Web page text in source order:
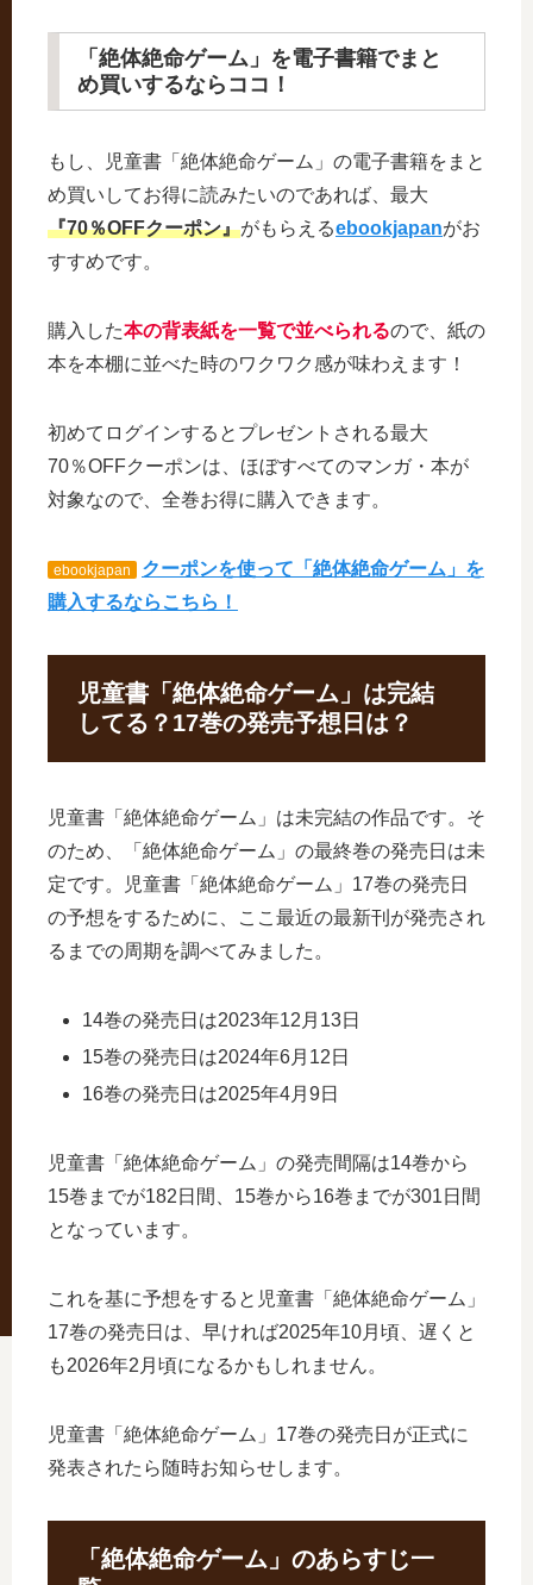
「絶体絶命ゲーム」を電子書籍でまと
め買いするならココ！
もし、児童書「絶体絶命ゲーム」の電子書籍をまと
め買いしてお得に読みたいのであれば、最大
『70％OFFクーポン』がもらえるebookjapanがお
すすめです。
購入した本の背表紙を一覧で並べられるので、紙の
本を本棚に並べた時のワクワク感が味わえます！
初めてログインするとプレゼントされる最大
70％OFFクーポンは、ほぼすべてのマンガ・本が
対象なので、全巻お得に購入できます。
ebookjapan
クーポンを使って「絶体絶命ゲーム」を
購入するならこちら！
児童書「絶体絶命ゲーム」は完結
してる？17巻の発売予想日は？
児童書「絶体絶命ゲーム」は未完結の作品です。そ
のため、「絶体絶命ゲーム」の最終巻の発売日は未
定です。児童書「絶体絶命ゲーム」17巻の発売日
の予想をするために、ここ最近の最新刊が発売され
るまでの周期を調べてみました。
14巻の発売日は2023年12月13日
15巻の発売日は2024年6月12日
16巻の発売日は2025年4月9日
児童書「絶体絶命ゲーム」の発売間隔は14巻から
15巻までが182日間、15巻から16巻までが301日間
となっています。
これを基に予想をすると児童書「絶体絶命ゲーム」
17巻の発売日は、早ければ2025年10月頃、遅くと
も2026年2月頃になるかもしれません。
児童書「絶体絶命ゲーム」17巻の発売日が正式に
発表されたら随時お知らせします。
「絶体絶命ゲーム」のあらすじ一